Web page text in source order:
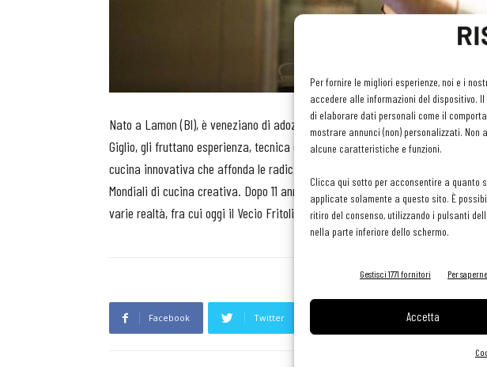
Per fornire le migliori esperienze, noi e i
accedere alle informazioni del dispositivo.
di elaborare dati personali come il
mostrare annunci (non) personalizzati.
alcune caratteristiche e funzioni.
Clicca qui sotto per acconsentire a quanto
applicate solamente a questo sito. È
ritiro del consenso, utilizzando i pulsanti
nella parte inferiore dello schermo.
Gestisci 1771 fornitori Per
Accetta
Nato a Lamon (Bl), è veneziano di adozione. Gli esordi in celebri ristoranti
Giglio, gli fruttano esperienza, tecnica e profonda conoscenza delle materie
cucina innovativa che affonda le radici nella tradizione, conquista prestigiosi
Mondiali di cucina creativa. Dopo 11 anni presso l’Hotel Agli Alboretti, dove è
varie realtà, fra cui oggi il Vecio Fritolin.
Facebook Twitter